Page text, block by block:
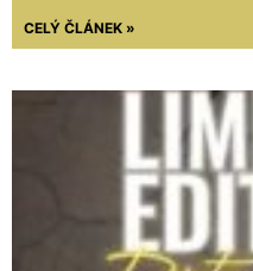
CELÝ ČLÁNEK »